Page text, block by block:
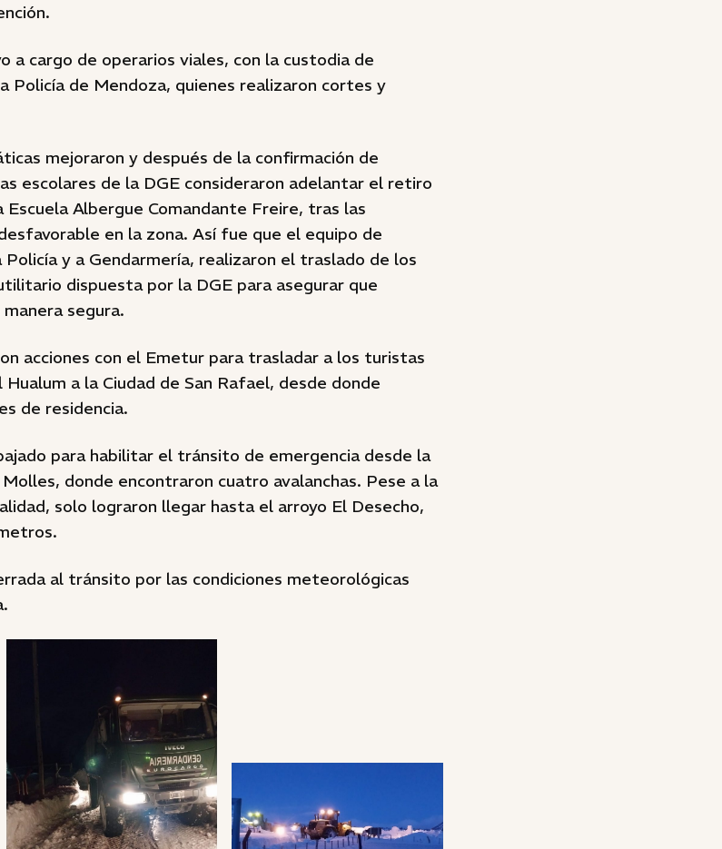
a cargo de operarios viales, con la custodia de
Policía de Mendoza, quienes realizaron cortes y
mejoraron y después de la confirmación de
escolares de la DGE consideraron adelantar el retiro
Albergue Comandante Freire, tras las
en la zona. Así fue que el equipo de
y a Gendarmería, realizaron el traslado de los
dispuesta por la DGE para asegurar que
segura.
acciones con el Emetur para trasladar a los turistas
a la Ciudad de San Rafael, desde donde
de residencia.
para habilitar el tránsito de emergencia desde la
donde encontraron cuatro avalanchas. Pese a la
solo lograron llegar hasta el arroyo El Desecho,
al tránsito por las condiciones meteorológicas